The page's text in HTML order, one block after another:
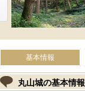
基本情報
丸山城の基本情報